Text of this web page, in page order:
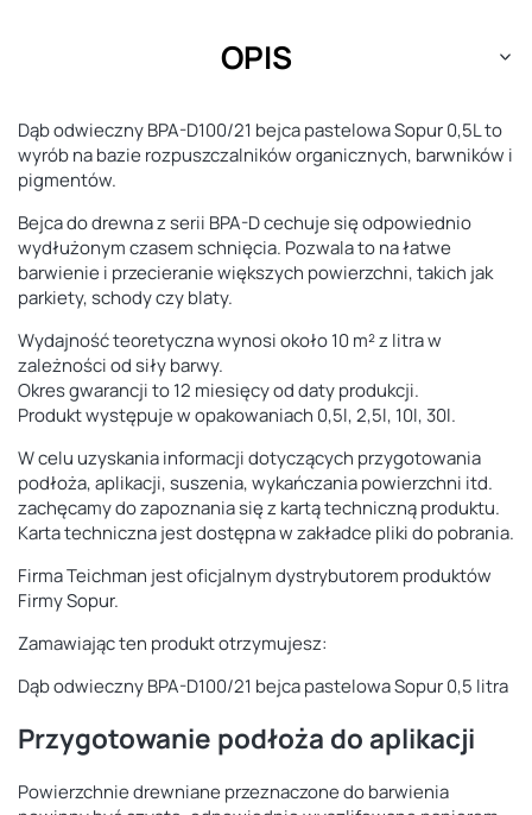
OPIS
Dąb odwieczny BPA-D100/21 bejca pastelowa Sopur 0,5L to
wyrób na bazie rozpuszczalników organicznych, barwników i
pigmentów.
Bejca do drewna z serii BPA-D cechuje się odpowiednio
wydłużonym czasem schnięcia. Pozwala to na łatwe
barwienie i przecieranie większych powierzchni, takich jak
parkiety, schody czy blaty.
Wydajność teoretyczna wynosi około 10 m² z litra w
zależności od siły barwy.
Okres gwarancji to 12 miesięcy od daty produkcji.
Produkt występuje w opakowaniach 0,5l, 2,5l, 10l, 30l.
W celu uzyskania informacji dotyczących przygotowania
podłoża, aplikacji, suszenia, wykańczania powierzchni itd.
zachęcamy do zapoznania się z kartą techniczną produktu.
Karta techniczna jest dostępna w zakładce pliki do pobrania.
Firma Teichman jest oficjalnym dystrybutorem produktów
Firmy Sopur.
Zamawiając ten produkt otrzymujesz:
Dąb odwieczny BPA-D100/21 bejca pastelowa Sopur 0,5 litra
Przygotowanie podłoża do aplikacji
Powierzchnie drewniane przeznaczone do barwienia